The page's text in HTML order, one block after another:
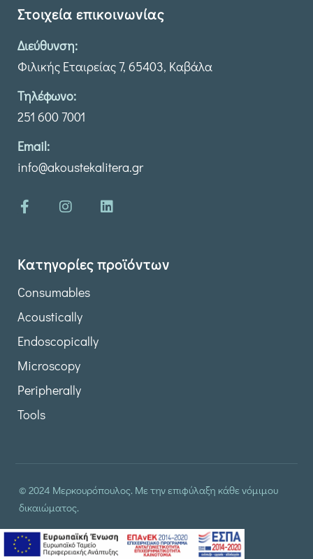
Στοιχεία επικοινωνίας
Διεύθυνση:
Φιλικής Εταιρείας 7, 65403, Καβάλα
Τηλέφωνο:
251 600 7001
Email:
info@akoustekalitera.gr
Κατηγορίες προϊόντων
Consumables
Acoustically
Endoscopically
Microscopy
Peripherally
Tools
© 2024 Μερκουρόπουλος. Με την επιφύλαξη κάθε νόμιμου
δικαιώματος.
δημιουργία & φιλοξενία ιστοσελίδας bymanbiz